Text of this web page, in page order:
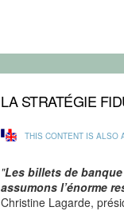
LA STRATÉGIE
THIS CONTENT IS ALSO
"Les billets de
assumons l’énorme
Christine Lagarde,